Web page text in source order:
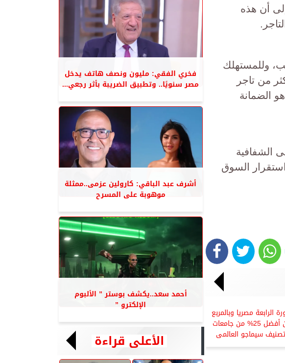
أن هذه
وللمستهلك
من تاجر
الضمانة
الشفافية
السوق
الرابعة مصريا وبالمربع
الذهبى ضمن أفضل 25% من جامعات
سيماجو العالمى
فخري الفقي: مليون ونصف هاتف يدخل
مصر سنويًا.. وتطبيق الضريبة بأثر رجعي...
أشرف عبد الباقي: كارولين عزمى..ممثلة
موهوبة على المسرح
أحمد سعد..يكشف بوستر ” الألبوم
الإلكترو ”
الأعلى قراءة